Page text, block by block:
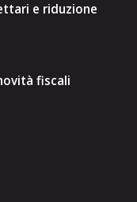
e riduzione
fiscali